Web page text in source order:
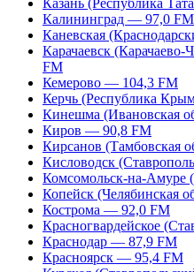
Казань (Республика
Калининград — 97,0 FM
Каневская
Карачаевск
FM
Кемерово — 104,3 FM
Керчь (Республика
Кинешма (Ивановская
Киров — 90,8 FM
Кирсанов (Тамбовская
Кисловодск
Комсомольск-на-Амуре
Копейск (Челябинская
Кострома — 92,0 FM
Красногвардейское
Краснодар — 87,9 FM
Красноярск — 95,4 FM